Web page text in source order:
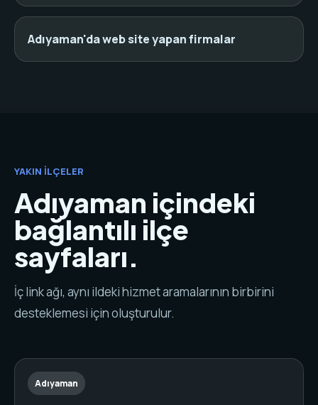
Adıyaman'da web site yapan firmalar
YAKIN İLÇELER
Adıyaman içindeki
bağlantılı ilçe
sayfaları.
İç link ağı, aynı ildeki hizmet aramalarının birbirini
desteklemesi için oluşturulur.
Adıyaman